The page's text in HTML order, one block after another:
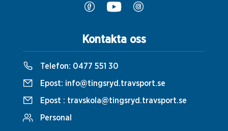
Kontakta oss
Telefon: 0477 551 30
Epost: info@tingsryd.travsport.se
Epost : travskola@tingsryd.travsport.se
Personal